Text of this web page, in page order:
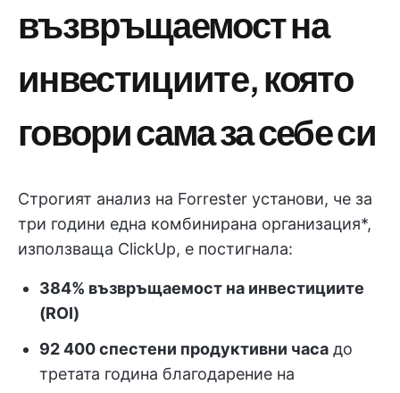
възвръщаемост на
инвестициите, която
говори сама за себе си
Строгият анализ на Forrester установи, че за
три години една комбинирана организация*,
използваща ClickUp, е постигнала:
384% възвръщаемост на инвестициите
(ROI)
92 400 спестени продуктивни часа до
третата година благодарение на